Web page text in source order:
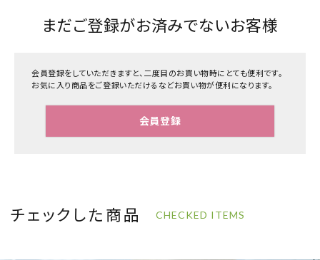
まだご登録がお済みでないお客様
会員登録をしていただきますと、二度目のお買い物時にとても便利です。
お気に入り商品をご登録いただけるなどお買い物が便利になります。
会員登録
チェックした商品 CHECKED ITEMS